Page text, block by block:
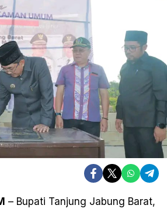
– Bupati Tanjung Jabung Barat,